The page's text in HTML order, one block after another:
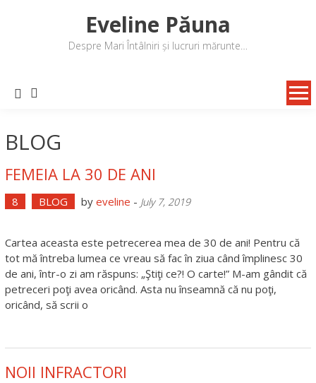
Eveline Păuna
Despre Mari Întâlniri și lucruri mărunte…
BLOG
FEMEIA LA 30 DE ANI
8 BLOG by eveline - July 7, 2019
Cartea aceasta este petrecerea mea de 30 de ani! Pentru că
tot mă întreba lumea ce vreau să fac în ziua când împlinesc 30
de ani, într-o zi am răspuns: „Ştiţi ce?! O carte!” M-am gândit că
petreceri poţi avea oricând. Asta nu înseamnă că nu poţi,
oricând, să scrii o
NOII INFRACTORI